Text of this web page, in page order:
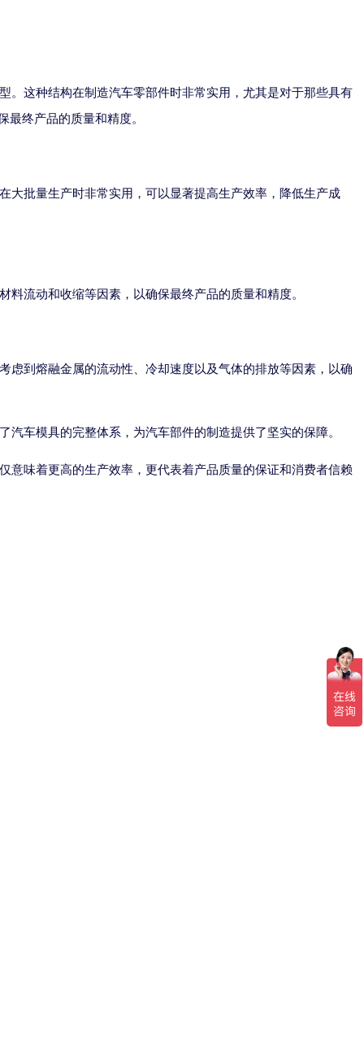
。这种结构在制造汽车零部件时非常实用，尤其是对于那些具有
终产品的质量和精度。
大批量生产时非常实用，可以显著提高生产效率，降低生产成
流动和收缩等因素，以确保最终产品的质量和精度。
虑到熔融金属的流动性、冷却速度以及气体的排放等因素，以确
车模具的完整体系，为汽车部件的制造提供了坚实的保障。
意味着更高的生产效率，更代表着产品质量的保证和消费者信赖